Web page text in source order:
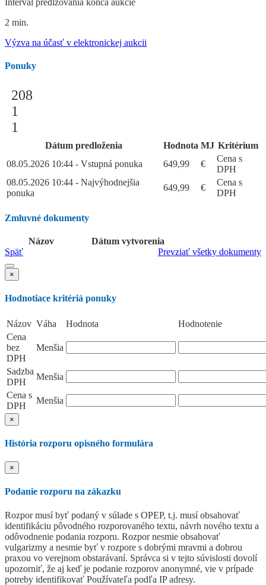
Interval predlžovania konca aukcie
2 min.
Výzva na účasť v elektronickej aukcii
Ponuky
208
1
1
Dátum predloženia Hodnota MJ Kritérium
08.05.2026 10:44 - Vstupná ponuka
649,99 €
Cena s
DPH
08.05.2026 10:44 - Najvýhodnejšia
ponuka
649,99 €
Cena s
DPH
Zmluvné dokumenty
Názov
Dátum vytvorenia
Prevziať všetky dokumenty
Späť
×
Hodnotiace kritériá ponuky
Názov Váha Hodnota
Hodnotenie
Cena
bez
DPH
Menšia
Sadzba
DPH
Menšia
Cena s
DPH
Menšia
×
História rozporu opisného formulára
×
Podanie rozporu na zákazku
Rozpor musí byť podaný v súlade s OPEP, t.j. musí obsahovať
identifikáciu pôvodného rozporovaného textu, návrh nového textu a
odôvodnenie podania rozporu. Rozpor nesmie obsahovať
vulgarizmy a nesmie byť v rozpore s dobrými mravmi a dobrou
praxou vo verejnom obstarávaní. Správca si v tejto súvislosti dovolí
upozorniť, že aj keď je podanie rozporov anonymné, vie v prípade
potreby identifikovať Používateľa podľa IP adresy.